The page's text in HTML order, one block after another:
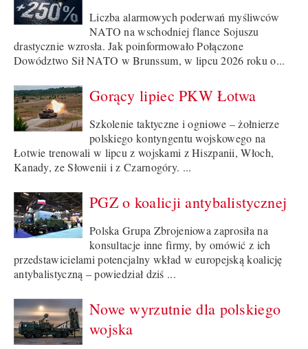
Liczba alarmowych poderwań myśliwców
NATO na wschodniej flance Sojuszu
drastycznie wzrosła. Jak poinformowało Połączone
Dowództwo Sił NATO w Brunssum, w lipcu 2026 roku o...
Gorący lipiec PKW Łotwa
Szkolenie taktyczne i ogniowe – żołnierze
polskiego kontyngentu wojskowego na
Łotwie trenowali w lipcu z wojskami z Hiszpanii, Włoch,
Kanady, ze Słowenii i z Czarnogóry. ...
PGZ o koalicji antybalistycznej
Polska Grupa Zbrojeniowa zaprosiła na
konsultacje inne firmy, by omówić z ich
przedstawicielami potencjalny wkład w europejską koalicję
antybalistyczną – powiedział dziś ...
Nowe wyrzutnie dla polskiego
wojska